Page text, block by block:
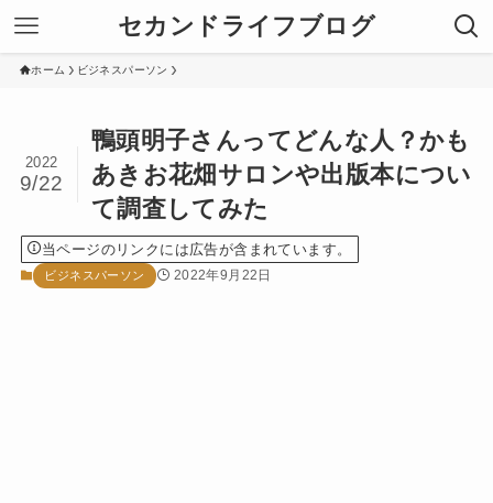
セカンドライフブログ
ホーム ビジネスパーソン
鴨頭明子さんってどんな人？かも
あきお花畑サロンや出版本につい
て調査してみた
2022
9/22
当ページのリンクには広告が含まれています。
ビジネスパーソン 2022年9月22日